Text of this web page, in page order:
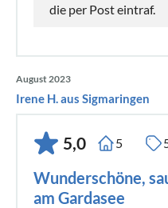
die per Post eintraf.
August 2023
Irene H. aus Sigmaringen
5,0 5
Wunderschöne,
am Gardasee